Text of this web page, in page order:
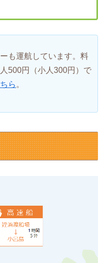
も運航しています。料
500円（小人300円）で
ら 。